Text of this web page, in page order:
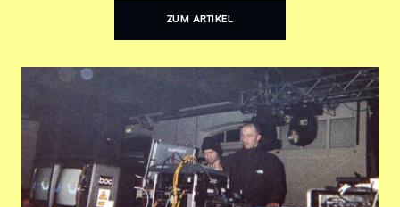
ZUM ARTIKEL